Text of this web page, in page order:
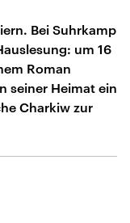
Bei Suhrkamp
um 16
Roman
seiner Heimat ein
Charkiw zur